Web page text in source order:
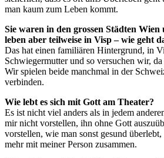
man kaum zum Leben kommt.
Sie waren in den grossen Städten
leben aber teilweise in Visp – wie geht
Das hat einen familiären Hintergrund, in
Schwiegermutter und so versuchen wir,
Wir spielen beide manchmal in der
verbinden.
Wie lebt es sich mit Gott am Theater?
Es ist nicht viel anders als in jedem
mir nicht vorstellen, ihn ohne Gott
vorstellen, wie man sonst gesund
mehr mit meiner Person zusammen.